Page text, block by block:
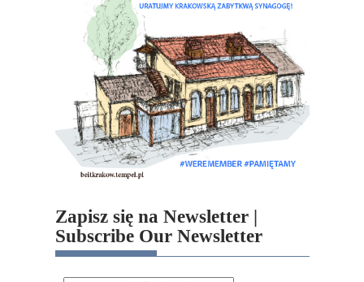
Zapisz się na Newsletter |
Subscribe Our Newsletter